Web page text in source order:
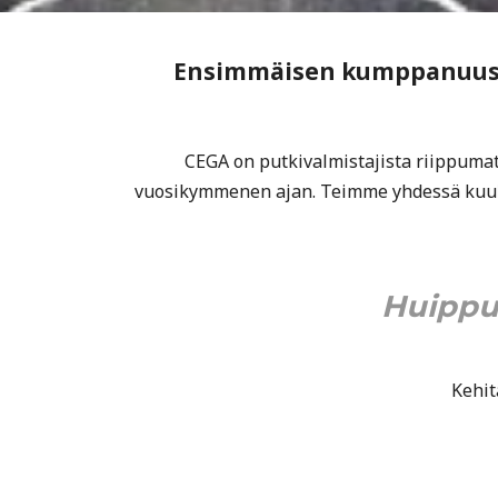
Ensimmäisen
CEGA on putkivalmistajista
vuosikymmenen ajan. Teimme yhdessä